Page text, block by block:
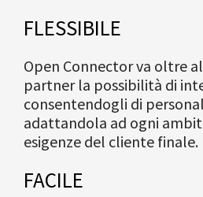
FLESSIBILE
Open Connector va oltre
partner la possibilità di
consentendogli di
adattandola ad ogni
esigenze del cliente finale.
FACILE